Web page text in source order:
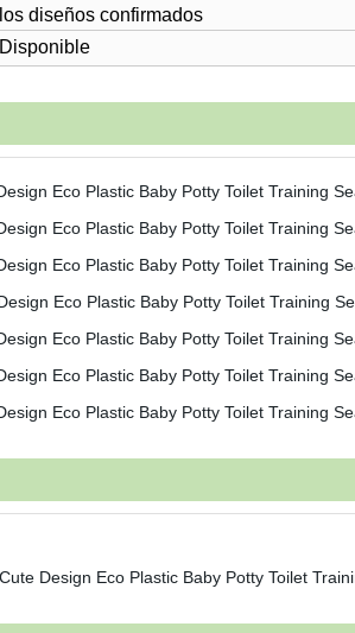
los diseños confirmados
Disponible